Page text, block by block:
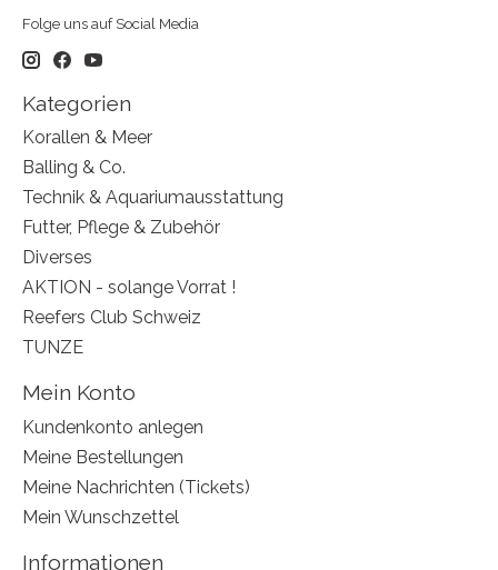
Folge uns auf Social Media
Kategorien
Korallen & Meer
Balling & Co.
Technik & Aquariumausstattung
Futter, Pflege & Zubehör
Diverses
AKTION - solange Vorrat !
Reefers Club Schweiz
TUNZE
Mein Konto
Kundenkonto anlegen
Meine Bestellungen
Meine Nachrichten (Tickets)
Mein Wunschzettel
Informationen